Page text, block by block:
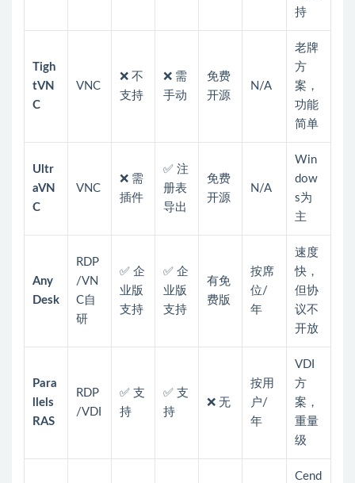
持
Tigh
tVN
C
VNC
❌ 不
支持
❌ 需
手动
免费
开源
N/A
老牌
方
案，
功能
简单
Ultr
aVN
C
VNC
❌ 需
插件
✅ 注
册表
导出
免费
开源
N/A
Win
dow
s为
主
Any
Desk
RDP
/VN
C自
研
✅ 企
业版
支持
✅ 企
业版
支持
有免
费版
按席
位/
年
速度
快，
但协
议不
开放
Para
llels
RAS
RDP
/VDI
✅ 支
持
✅ 支
持
❌ 无
按用
户/
年
VDI
方
案，
重量
级
Cend